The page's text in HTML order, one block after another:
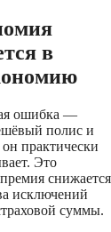
в
ошибка —
полис и
практически
Это
премия снижается
исключений
суммы.